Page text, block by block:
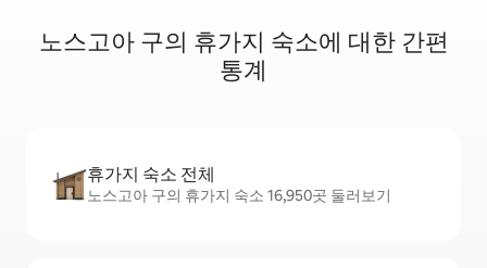
노스고아 구의 휴가지 숙소에 대한 간편
통계
휴가지 숙소 전체
노스고아 구의 휴가지 숙소 16,950곳 둘러보기